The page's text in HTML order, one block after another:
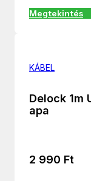
Megtekintés
KÁBEL
Delock 1m
apa
2 990 Ft